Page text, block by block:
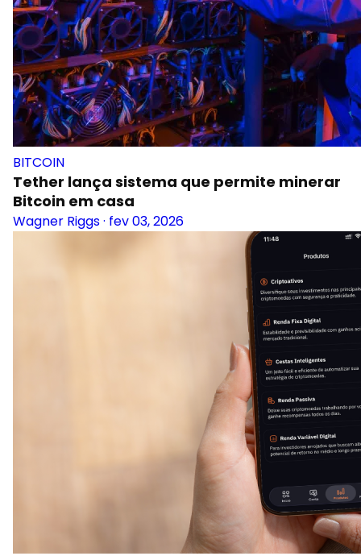
BITCOIN
Tether lança sistema que permite minerar
Bitcoin em casa
Wagner Riggs· fev 03, 2026